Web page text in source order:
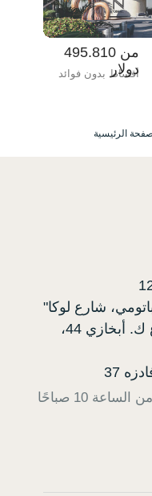
من 495.810
دولار
أقساط بدون فوائد
الرئيسية
"باتومي، شارع كوستافا 20 \ باتومي، شارع لوكا
أساتياني. 18 \ تبليسي، شارع ك. أبخازي 44،
37
من يوم الاثنين إلى يوم الأحد من الساعة 10 صباحًا